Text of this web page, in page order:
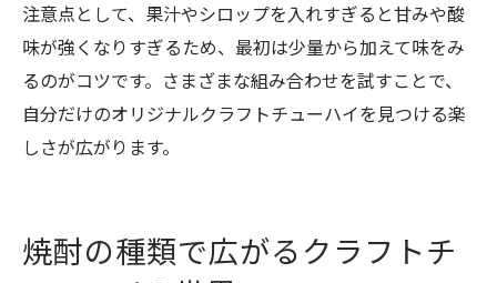
注意点として、果汁やシロップを入れすぎると甘みや酸
味が強くなりすぎるため、最初は少量から加えて味をみ
るのがコツです。さまざまな組み合わせを試すことで、
自分だけのオリジナルクラフトチューハイを見つける楽
しさが広がります。
焼酎の種類で広がるクラフトチ